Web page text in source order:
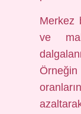
Merkez
ve